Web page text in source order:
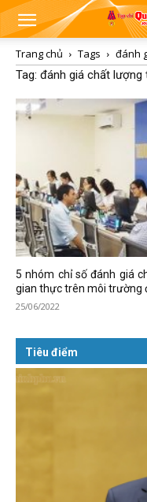
Trang chủ Tags
đánh
Tag: đánh giá chất lượng
5 nhóm chỉ số đánh giá
gian thực trên môi trường
25/06/2022
Tiêu điểm